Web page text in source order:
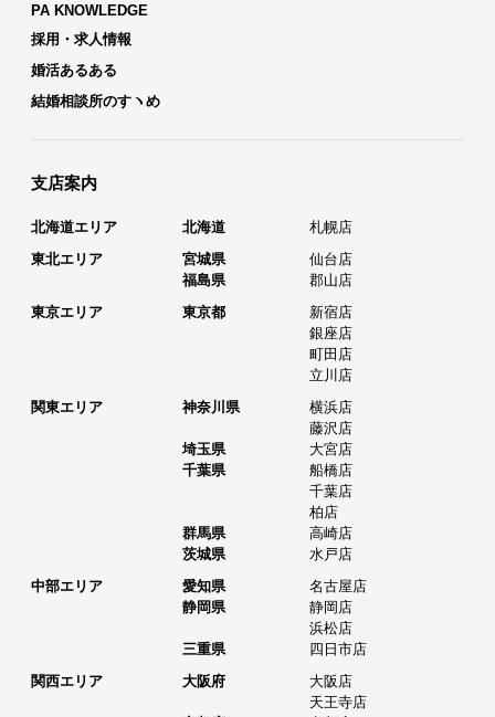
PA KNOWLEDGE
採用・求人情報
婚活あるある
結婚相談所のすヽめ
支店案内
北海道エリア 北海道
札幌店
東北エリア
宮城県
仙台店
福島県
郡山店
東京エリア
東京都
新宿店
銀座店
町田店
立川店
関東エリア
神奈川県
横浜店
藤沢店
埼玉県
大宮店
千葉県
船橋店
千葉店
柏店
群馬県
高崎店
茨城県
水戸店
中部エリア
愛知県
名古屋店
静岡県
静岡店
浜松店
三重県
四日市店
関西エリア
大阪府
大阪店
天王寺店